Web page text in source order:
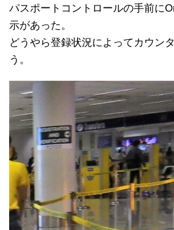
パスポートコントロールの手前に
示があった。
どうやら登録状況によってカウン
う。